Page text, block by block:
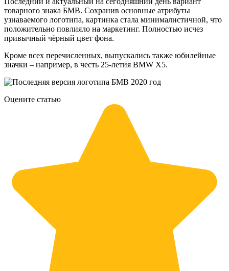
товарного знака БМВ. Сохранив основные атрибуты
узнаваемого логотипа, картинка стала минималистичной, что
положительно повлияло на маркетинг. Полностью исчез
привычный чёрный цвет фона.
Кроме всех перечисленных, выпускались также юбилейные
значки – например, в честь 25-летия BMW X5.
Оцените статью